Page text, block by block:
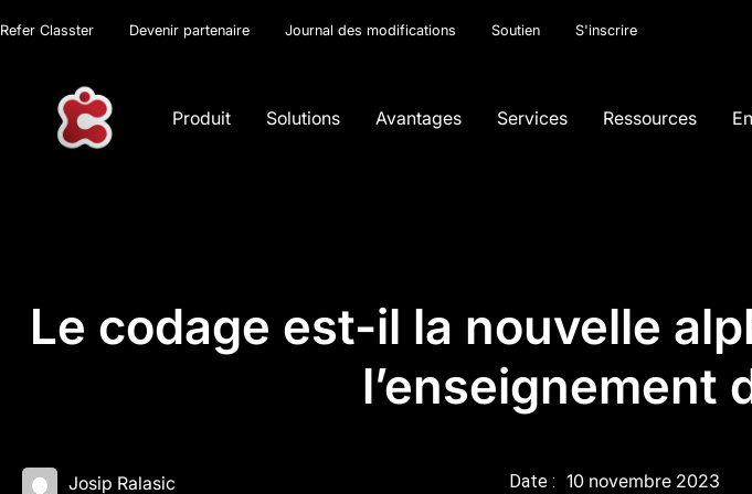
Refer Classter Devenir partenaire Journal des modifications Soutien S'inscrire
Produit Solutions Avantages Services Ressources
Le codage est-il la nouvelle
l’enseignement
Josip Ralasic Date : 10 novembre 2023